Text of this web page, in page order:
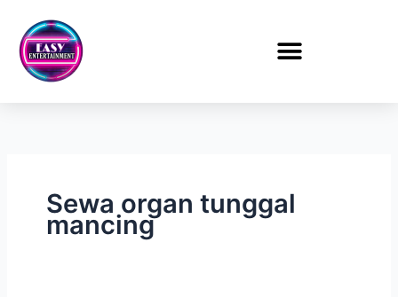
konten
Sewa organ tunggal
mancing